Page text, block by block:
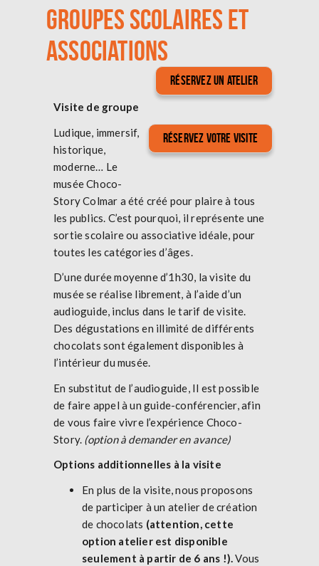
GROUPES SCOLAIRES ET
ASSOCIATIONS
Réservez un atelier
Réservez votre visite
Visite de groupe
Ludique, immersif,
historique,
moderne… Le
musée Choco-
Story Colmar a été créé pour plaire à tous
les publics. C’est pourquoi, il représente une
sortie scolaire ou associative idéale, pour
toutes les catégories d’âges.
D’une durée moyenne d’1h30, la visite du
musée se réalise librement, à l’aide d’un
audioguide, inclus dans le tarif de visite.
Des dégustations en illimité de différents
chocolats sont également disponibles à
l’intérieur du musée.
En substitut de l’audioguide, Il est possible
de faire appel à un guide-conférencier, afin
de vous faire vivre l’expérience Choco-
Story. (option à demander en avance)
Options additionnelles à la visite
En plus de la visite, nous proposons
de participer à un atelier de création
de chocolats (attention, cette
option atelier est disponible
seulement à partir de 6 ans !).Vous